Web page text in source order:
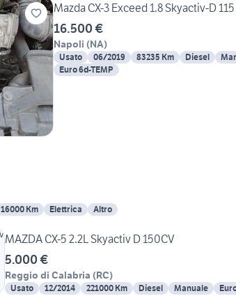
Mazda CX-3 Exceed 1.8 Skyactiv-D
16.500 €
Napoli (NA)
Usato 06/2019 83235 Km Diesel
Euro 6d-TEMP
16000 Km Elettrica Altro
MAZDA CX-5 2.2L Skyactiv D 150CV
5.000 €
Reggio di Calabria (RC)
Usato 12/2014 221000 Km Diesel Manuale